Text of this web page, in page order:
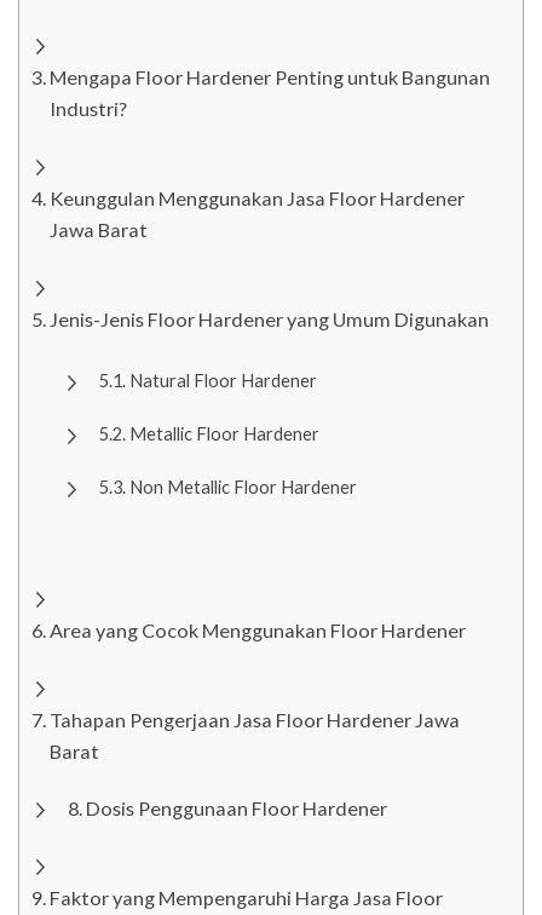
Mengapa Floor Hardener Penting untuk Bangunan
Industri?
Keunggulan Menggunakan Jasa Floor Hardener
Jawa Barat
Jenis-Jenis Floor Hardener yang Umum Digunakan
Natural Floor Hardener
Metallic Floor Hardener
Non Metallic Floor Hardener
Area yang Cocok Menggunakan Floor Hardener
Tahapan Pengerjaan Jasa Floor Hardener Jawa
Barat
Dosis Penggunaan Floor Hardener
Faktor yang Mempengaruhi Harga Jasa Floor